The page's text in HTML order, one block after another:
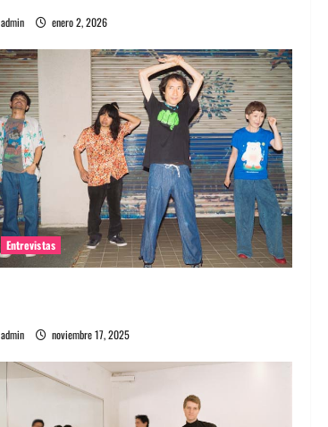
admin enero 2, 2026
Entrevistas
admin noviembre 17, 2025